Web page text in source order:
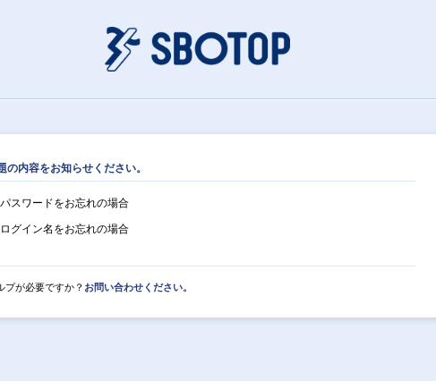
の内容をお知らせください。
パスワードをお忘れの場合
ログイン名をお忘れの場合
プが必要ですか？ お問い合わせください。